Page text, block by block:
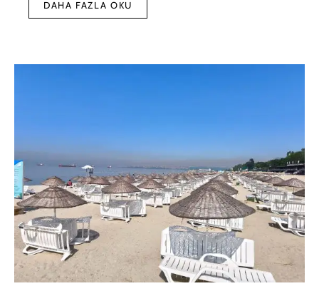
DAHA FAZLA OKU